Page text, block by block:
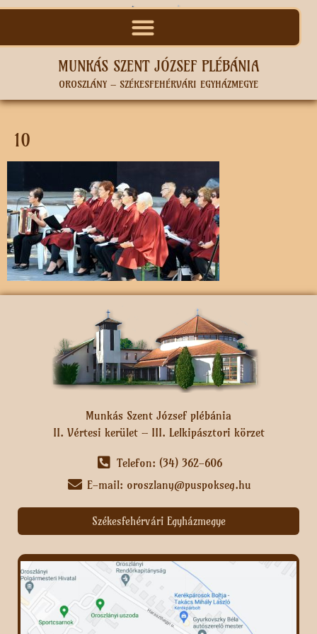
MUNKÁS SZENT JÓZSEF PLÉBÁNIA
OROSZLÁNY – SZÉKESFEHÉRVÁRI EGYHÁZMEGYE
10
Munkás Szent József plébánia
II. Vértesi kerület – III. Lelkipásztori körzet
Telefon: (34) 362-606
E-mail: oroszlany@puspokseg.hu
Székesfehérvári Egyházmegye